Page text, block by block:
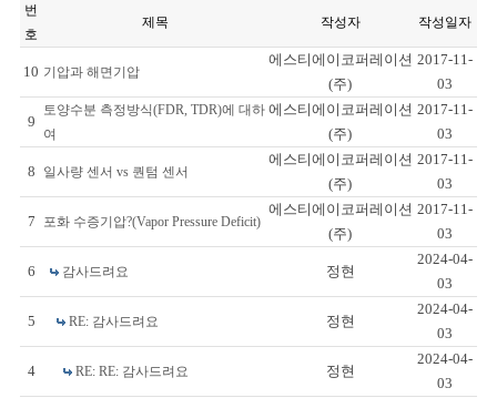
번
호
제목 작성자 작성일자
10 기압과 해면기압
에스티에이코퍼레이션
(주)
2017-11-
03
9
토양수분 측정방식(FDR, TDR)에 대하
여
에스티에이코퍼레이션
(주)
2017-11-
03
8 일사량 센서 vs 퀀텀 센서
에스티에이코퍼레이션
(주)
2017-11-
03
7 포화 수증기압?(Vapor Pressure Deficit)
에스티에이코퍼레이션
(주)
2017-11-
03
6 감사드려요 정현
2024-04-
03
5 RE: 감사드려요 정현
2024-04-
03
4 RE: RE: 감사드려요 정현
2024-04-
03